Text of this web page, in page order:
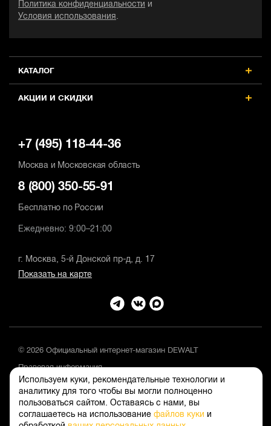
Используем куки, рекомендательные технологии и
аналитику для того чтобы вы могли полноценно
пользоваться сайтом. Оставаясь с нами, вы
соглашаетесь на использование файлов куки и
КАТАЛОГ
АКЦИИ И СКИДКИ
Политика конфиденциальности
и
Условия использования .
+7 (495) 118-44-36
Москва и Московская область
8 (800) 350-55-91
Бесплатно по России
Ежедневно: 9:00–21:00
г. Москва, 5-й Донской пр-д, д. 17
Показать на карте
© 2026 Официальный интернет-магазин DEWALT
Правовая информация
Положение об обработке и защите персональных данных